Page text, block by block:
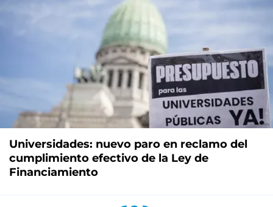
Universidades: nuevo paro en reclamo del
cumplimiento efectivo de la Ley de
Financiamiento